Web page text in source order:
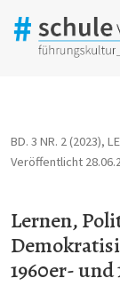
BD. 3 NR. 2 (2023),
Lernen,
1960er- und
Veröffentlicht